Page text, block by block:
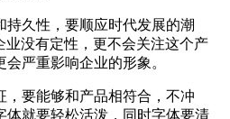
久性，要顺应时代发展的潮
没有定性，更不会关注这个产
严重影响企业的形象。
要能够和产品相符合，不冲
体就要轻松活泼，同时字体要清